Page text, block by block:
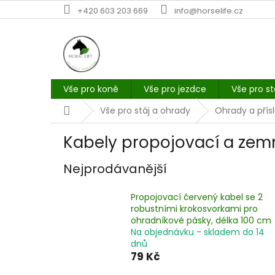
na
+420 603 203 669 info@horselife.cz
Vše pro koně Vše pro jezdce Vše pro
DomůVše pro stáj a ohrady Ohrady a
Kabely propojovací a
Nejprodávanější
Propojovací červený kabel se 2
robustními krokosvorkami pro
ohradníkové pásky, délka 100 cm
Na objednávku - skladem do 14
dnů
79 Kč